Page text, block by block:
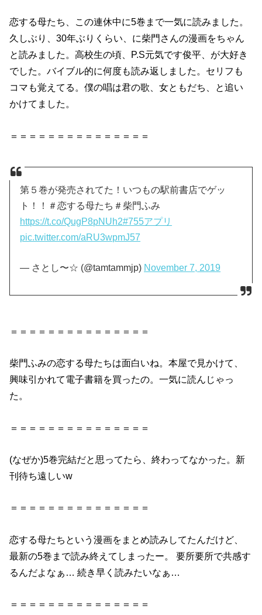
恋する母たち、この連休中に5巻まで一気に読みました。
久しぶり、30年ぶりくらい、に柴門さんの漫画をちゃん
と読みました。高校生の頃、P.S元気です俊平、が大好き
でした。バイブル的に何度も読み返しました。セリフも
コマも覚えてる。僕の唱は君の歌、女ともだち、と追い
かけてました。
＝＝＝＝＝＝＝＝＝＝＝＝＝＝＝
第５巻が発売されてた！いつもの駅前書店でゲッ
ト！！＃恋する母たち＃柴門ふみ
https://t.co/QugP8pNUh2#755アプリ
pic.twitter.com/aRU3wpmJ57
— さとし〜☆ (@tamtammjp) November 7, 2019
＝＝＝＝＝＝＝＝＝＝＝＝＝＝＝
柴門ふみの恋する母たちは面白いね。本屋で見かけて、
興味引かれて電子書籍を買ったの。一気に読んじゃっ
た。
＝＝＝＝＝＝＝＝＝＝＝＝＝＝＝
(なぜか)5巻完結だと思ってたら、終わってなかった。新
刊待ち遠しいw
＝＝＝＝＝＝＝＝＝＝＝＝＝＝＝
恋する母たちという漫画をまとめ読みしてたんだけど、
最新の5巻まで読み終えてしまったー。 要所要所で共感す
るんだよなぁ… 続き早く読みたいなぁ…
＝＝＝＝＝＝＝＝＝＝＝＝＝＝＝